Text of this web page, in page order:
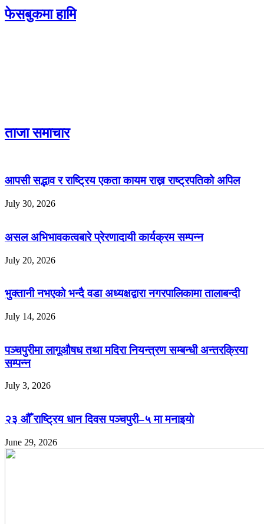
फेसबुकमा हामि
ताजा समाचार
आपसी सद्भाव र राष्ट्रिय एकता कायम राख्न राष्ट्रपतिको अपिल
July 30, 2026
असल अभिभावकत्वबारे प्रेरणादायी कार्यक्रम सम्पन्न
July 20, 2026
भुक्तानी नभएको भन्दै वडा अध्यक्षद्वारा नगरपालिकामा तालाबन्दी
July 14, 2026
पञ्चपुरीमा लागूऔषध तथा मदिरा नियन्त्रण सम्बन्धी अन्तरक्रिया
सम्पन्न
July 3, 2026
२३ औँ राष्ट्रिय धान दिवस पञ्चपुरी–५ मा मनाइयाे
June 29, 2026